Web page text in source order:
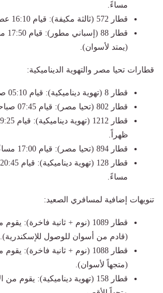
مساءً.
قطار 572 (ثالثة مكيفة): قيام 16:10 عصراً – وصول 19:20 مساءً.
(يمتد لأسوان).
قطارات تحيا مصر والتهوية الديناميكية:
قطار 8 (تهوية ديناميكية): قيام 05:10 صباحاً – وصول 09:15 صباحاً.
قطار 802 (تحيا مصر): قيام 07:45 صباحاً – وصول 11:45 صباحاً.
ظهراً.
قطار 894 (تحيا مصر): قيام 17:00 مساءً – وصول 21:00 مساءً.
مساءً.
تنويهات إضافية لمسافري الصعيد:
(قادم من أسوان للوصول للإسكندرية).
(متجهاً لأسوان).